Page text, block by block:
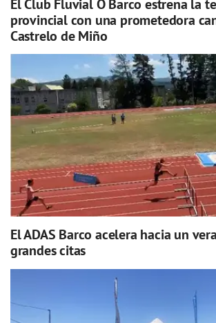
El Club Fluvial O Barco estrena la
provincial con una prometedora
Castrelo de Miño
El ADAS Barco acelera hacia un
grandes citas